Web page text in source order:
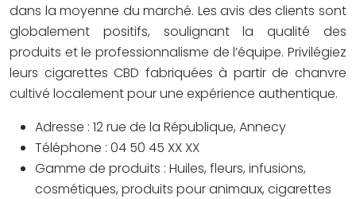
dans la moyenne du marché. Les avis des clients sont
globalement positifs, soulignant la qualité des
produits et le professionnalisme de l’équipe. Privilégiez
leurs cigarettes CBD fabriquées à partir de chanvre
cultivé localement pour une expérience authentique.
Adresse : 12 rue de la République, Annecy
Téléphone : 04 50 45 XX XX
Gamme de produits : Huiles, fleurs, infusions,
cosmétiques, produits pour animaux, cigarettes